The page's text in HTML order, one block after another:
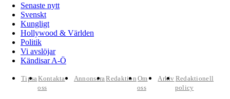
Senaste nytt
Svenskt
Kungligt
Hollywood & Världen
Politik
Vi avslöjar
Kändisar A-Ö
TipsaKontakta
oss
AnnonseraRedaktion Om
oss
Arkiv Redaktionell
policy